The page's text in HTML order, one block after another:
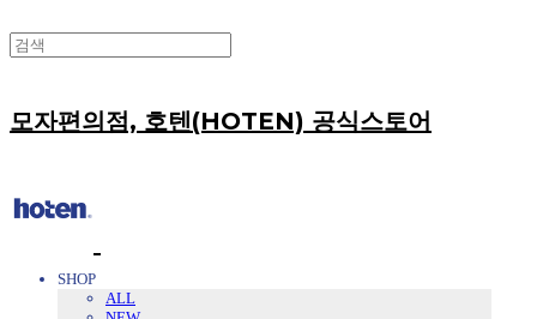
모자편의점, 호텐(HOTEN) 공식스토어
SHOP
ALL